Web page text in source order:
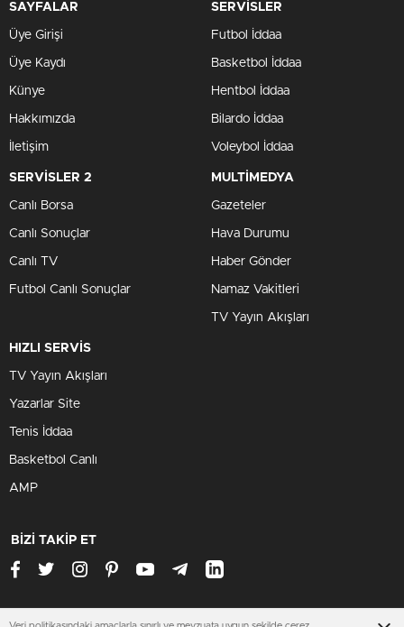
SAYFALAR
Üye Girişi
Üye Kaydı
Künye
Hakkımızda
İletişim
SERVİSLER
Futbol İddaa
Basketbol İddaa
Hentbol İddaa
Bilardo İddaa
Voleybol İddaa
SERVİSLER 2
Canlı Borsa
Canlı Sonuçlar
Canlı TV
Futbol Canlı Sonuçlar
MULTİMEDYA
Gazeteler
Hava Durumu
Haber Gönder
Namaz Vakitleri
TV Yayın Akışları
HIZLI SERVİS
TV Yayın Akışları
Yazarlar Site
Tenis İddaa
Basketbol Canlı
AMP
BİZİ TAKİP ET